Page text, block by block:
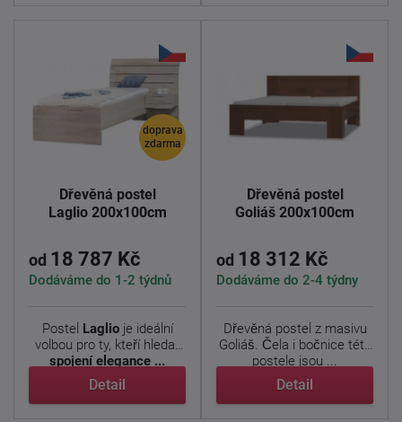
doprava
zdarma
Dřevěná postel
Laglio 200x100cm
od 18 787 Kč
Dodáváme do 1-2 týdnů
Postel Laglioje ideální
volbou pro ty, kteří hledají
spojení elegance ...
Detail
Dřevěná postel
Goliáš 200x100cm
od 18 312 Kč
Dodáváme do 2-4 týdny
Dřevěná postel z masivu
Goliáš. Čela i bočnice této
postele jsou ...
Detail